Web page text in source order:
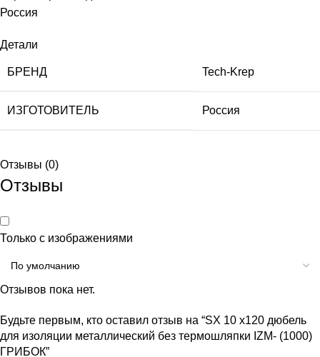
Россия
Детали
БРЕНД Tech-Krep
ИЗГОТОВИТЕЛЬ Россия
Отзывы (0)
Отзывы
Только с изображениями
Отзывов пока нет.
Будьте первым, кто оставил отзыв на “SX 10 х120 дюбель
для изоляции металлический без термошляпки IZM- (1000)
ГРИБОК”